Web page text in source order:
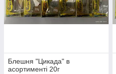
Блешня "Цикада" в
асортименті 20г